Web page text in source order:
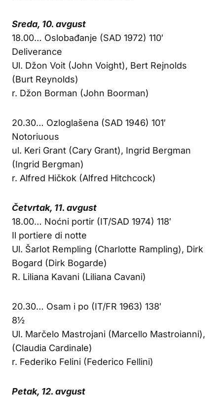
Sreda, 10. avgust
18.00… Oslobađanje (SAD 1972) 110′
Deliverance
Ul. Džon Voit (John Voight), Bert Rejnolds
(Burt Reynolds)
r. Džon Borman (John Boorman)
20.30… Ozloglašena (SAD 1946) 101′
Notoriuous
ul. Keri Grant (Cary Grant), Ingrid Bergman
(Ingrid Bergman)
r. Alfred Hičkok (Alfred Hitchcock)
Četvrtak, 11. avgust
18.00… Noćni portir (IT/SAD 1974) 118′
Il portiere di notte
Ul. Šarlot Rempling (Charlotte Rampling), Dirk
Bogard (Dirk Bogarde)
R. Liliana Kavani (Liliana Cavani)
20.30… Osam i po (IT/FR 1963) 138′
8½
Ul. Marčelo Mastrojani (Marcello Mastroianni),
(Claudia Cardinale)
r. Federiko Felini (Federico Fellini)
Petak, 12. avgust